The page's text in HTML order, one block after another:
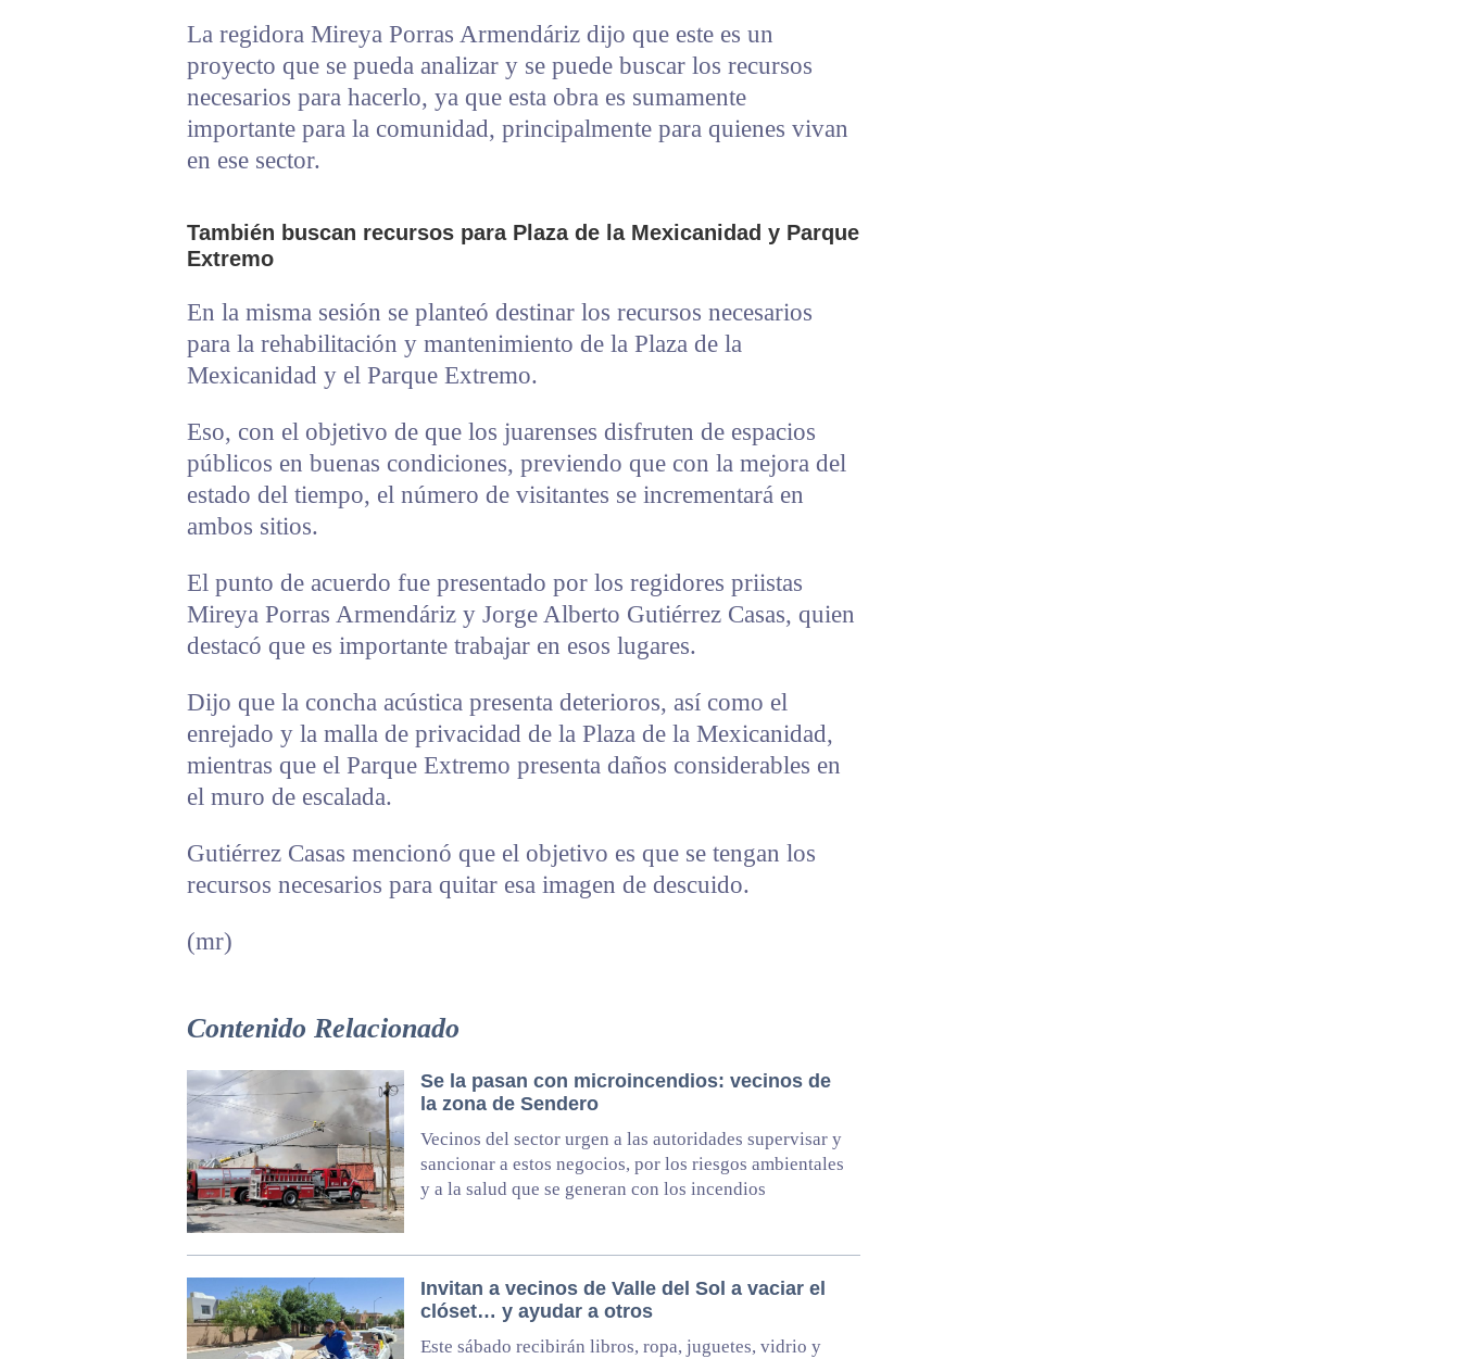
La regidora Mireya Porras Armendáriz dijo que este es un
proyecto que se pueda analizar y se puede buscar los recursos
necesarios para hacerlo, ya que esta obra es sumamente
importante para la comunidad, principalmente para quienes vivan
en ese sector.
También buscan recursos para Plaza de la Mexicanidad y Parque
Extremo
En la misma sesión se planteó destinar los recursos necesarios
para la rehabilitación y mantenimiento de la Plaza de la
Mexicanidad y el Parque Extremo.
Eso, con el objetivo de que los juarenses disfruten de espacios
públicos en buenas condiciones, previendo que con la mejora del
estado del tiempo, el número de visitantes se incrementará en
ambos sitios.
El punto de acuerdo fue presentado por los regidores priistas
Mireya Porras Armendáriz y Jorge Alberto Gutiérrez Casas, quien
destacó que es importante trabajar en esos lugares.
Dijo que la concha acústica presenta deterioros, así como el
enrejado y la malla de privacidad de la Plaza de la Mexicanidad,
mientras que el Parque Extremo presenta daños considerables en
el muro de escalada.
Gutiérrez Casas mencionó que el objetivo es que se tengan los
recursos necesarios para quitar esa imagen de descuido.
(mr)
Contenido Relacionado
Se la pasan con microincendios: vecinos de
la zona de Sendero
Vecinos del sector urgen a las autoridades supervisar y
sancionar a estos negocios, por los riesgos ambientales
y a la salud que se generan con los incendios
Invitan a vecinos de Valle del Sol a vaciar el
clóset… y ayudar a otros
Este sábado recibirán libros, ropa, juguetes, vidrio y